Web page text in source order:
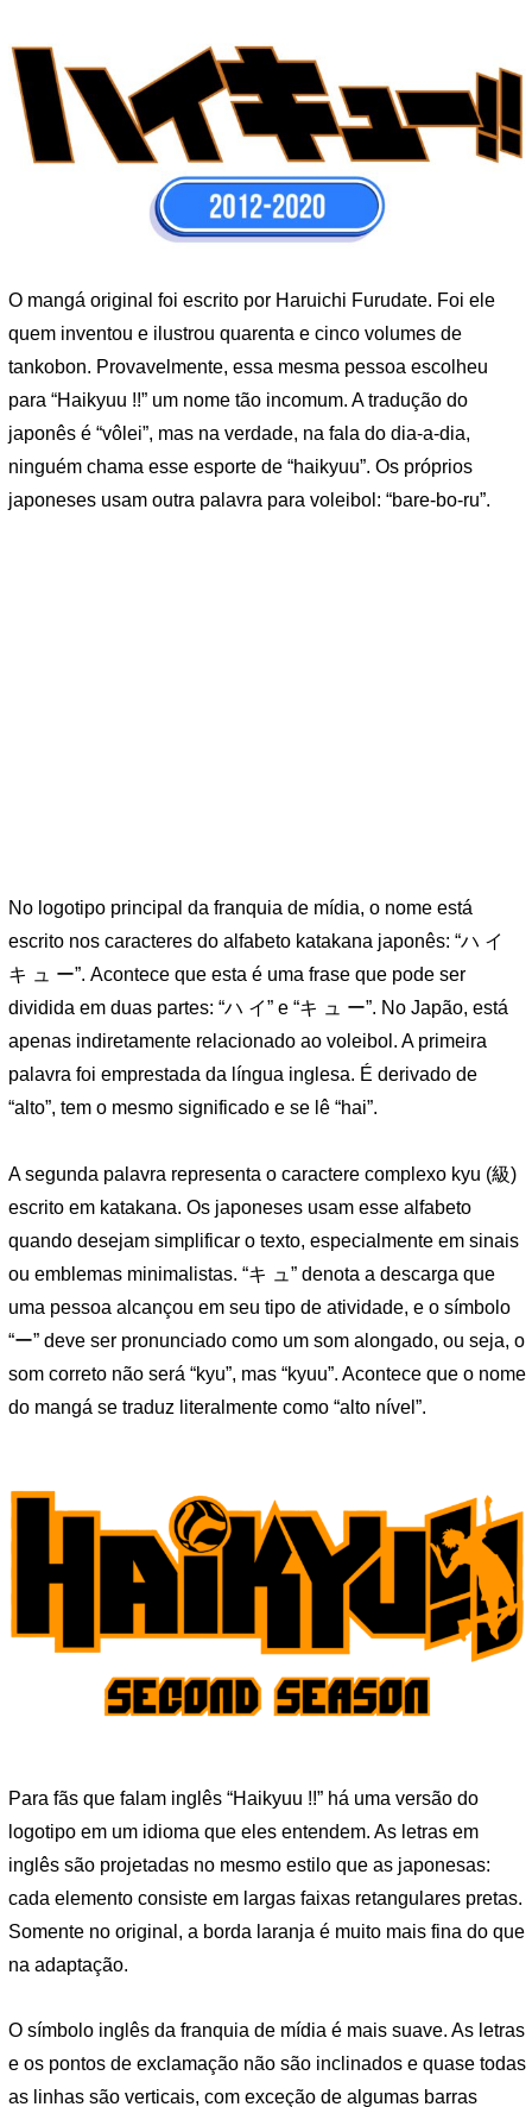
O mangá original foi escrito por Haruichi Furudate. Foi ele
quem inventou e ilustrou quarenta e cinco volumes de
tankobon. Provavelmente, essa mesma pessoa escolheu
para “Haikyuu !!” um nome tão incomum. A tradução do
japonês é “vôlei”, mas na verdade, na fala do dia-a-dia,
ninguém chama esse esporte de “haikyuu”. Os próprios
japoneses usam outra palavra para voleibol: “bare-bo-ru”.
No logotipo principal da franquia de mídia, o nome está
escrito nos caracteres do alfabeto katakana japonês: “ハ イ
キ ュ ー”. Acontece que esta é uma frase que pode ser
dividida em duas partes: “ハ イ” e “キ ュ ー”. No Japão, está
apenas indiretamente relacionado ao voleibol. A primeira
palavra foi emprestada da língua inglesa. É derivado de
“alto”, tem o mesmo significado e se lê “hai”.
A segunda palavra representa o caractere complexo kyu (級)
escrito em katakana. Os japoneses usam esse alfabeto
quando desejam simplificar o texto, especialmente em sinais
ou emblemas minimalistas. “キ ュ” denota a descarga que
uma pessoa alcançou em seu tipo de atividade, e o símbolo
“ー” deve ser pronunciado como um som alongado, ou seja, o
som correto não será “kyu”, mas “kyuu”. Acontece que o nome
do mangá se traduz literalmente como “alto nível”.
Para fãs que falam inglês “Haikyuu !!” há uma versão do
logotipo em um idioma que eles entendem. As letras em
inglês são projetadas no mesmo estilo que as japonesas:
cada elemento consiste em largas faixas retangulares pretas.
Somente no original, a borda laranja é muito mais fina do que
na adaptação.
O símbolo inglês da franquia de mídia é mais suave. As letras
e os pontos de exclamação não são inclinados e quase todas
as linhas são verticais, com exceção de algumas barras